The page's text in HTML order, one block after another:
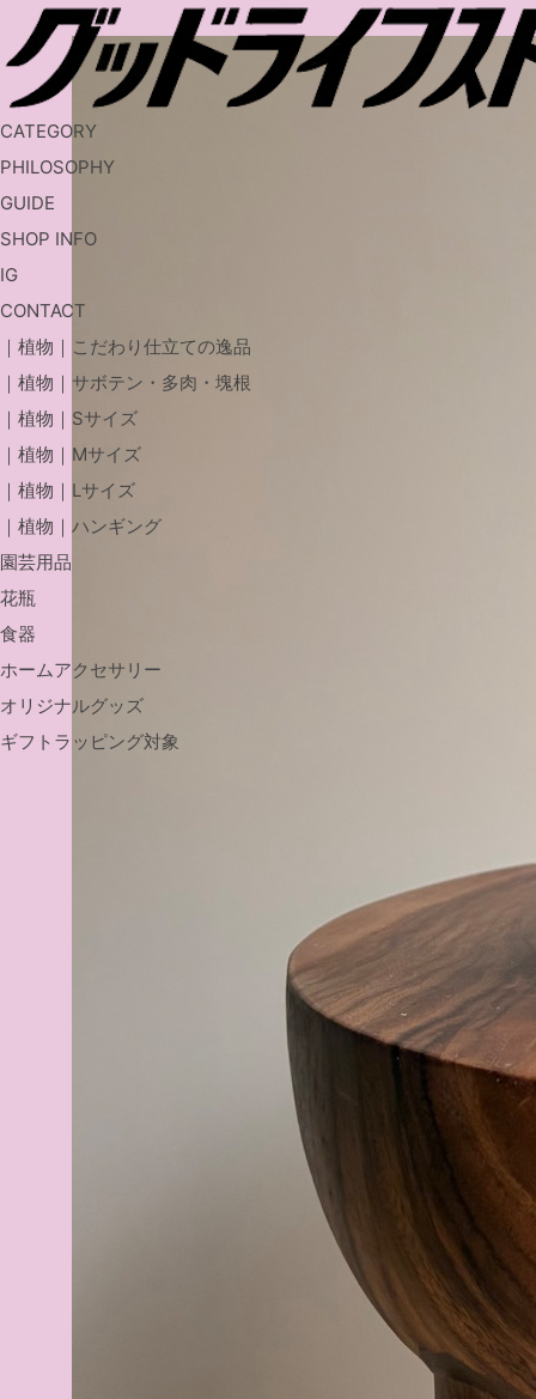
CATEGORY
PHILOSOPHY
GUIDE
SHOP INFO
IG
CONTACT
｜植物｜こだわり仕立ての逸品
｜植物｜サボテン・多肉・塊根
｜植物｜Sサイズ
｜植物｜Mサイズ
｜植物｜Lサイズ
｜植物｜ハンギング
園芸用品
花瓶
食器
ホームアクセサリー
オリジナルグッズ
ギフトラッピング対象